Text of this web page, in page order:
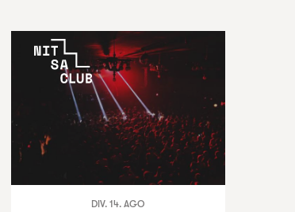
DIV. 14. AGO